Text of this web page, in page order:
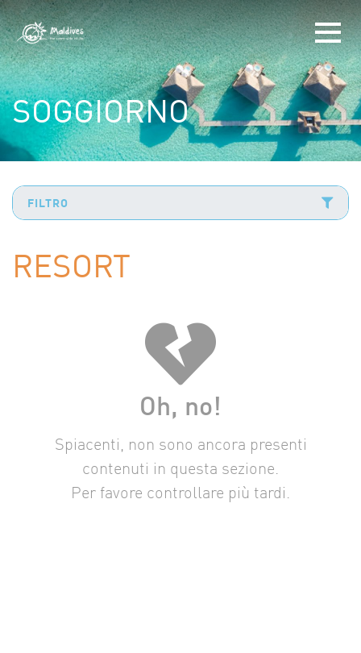
SOGGIORNO
FILTRO
RESORT
Oh, no!
Spiacenti, non sono ancora presenti
contenuti in questa sezione.
Per favore controllare più tardi.